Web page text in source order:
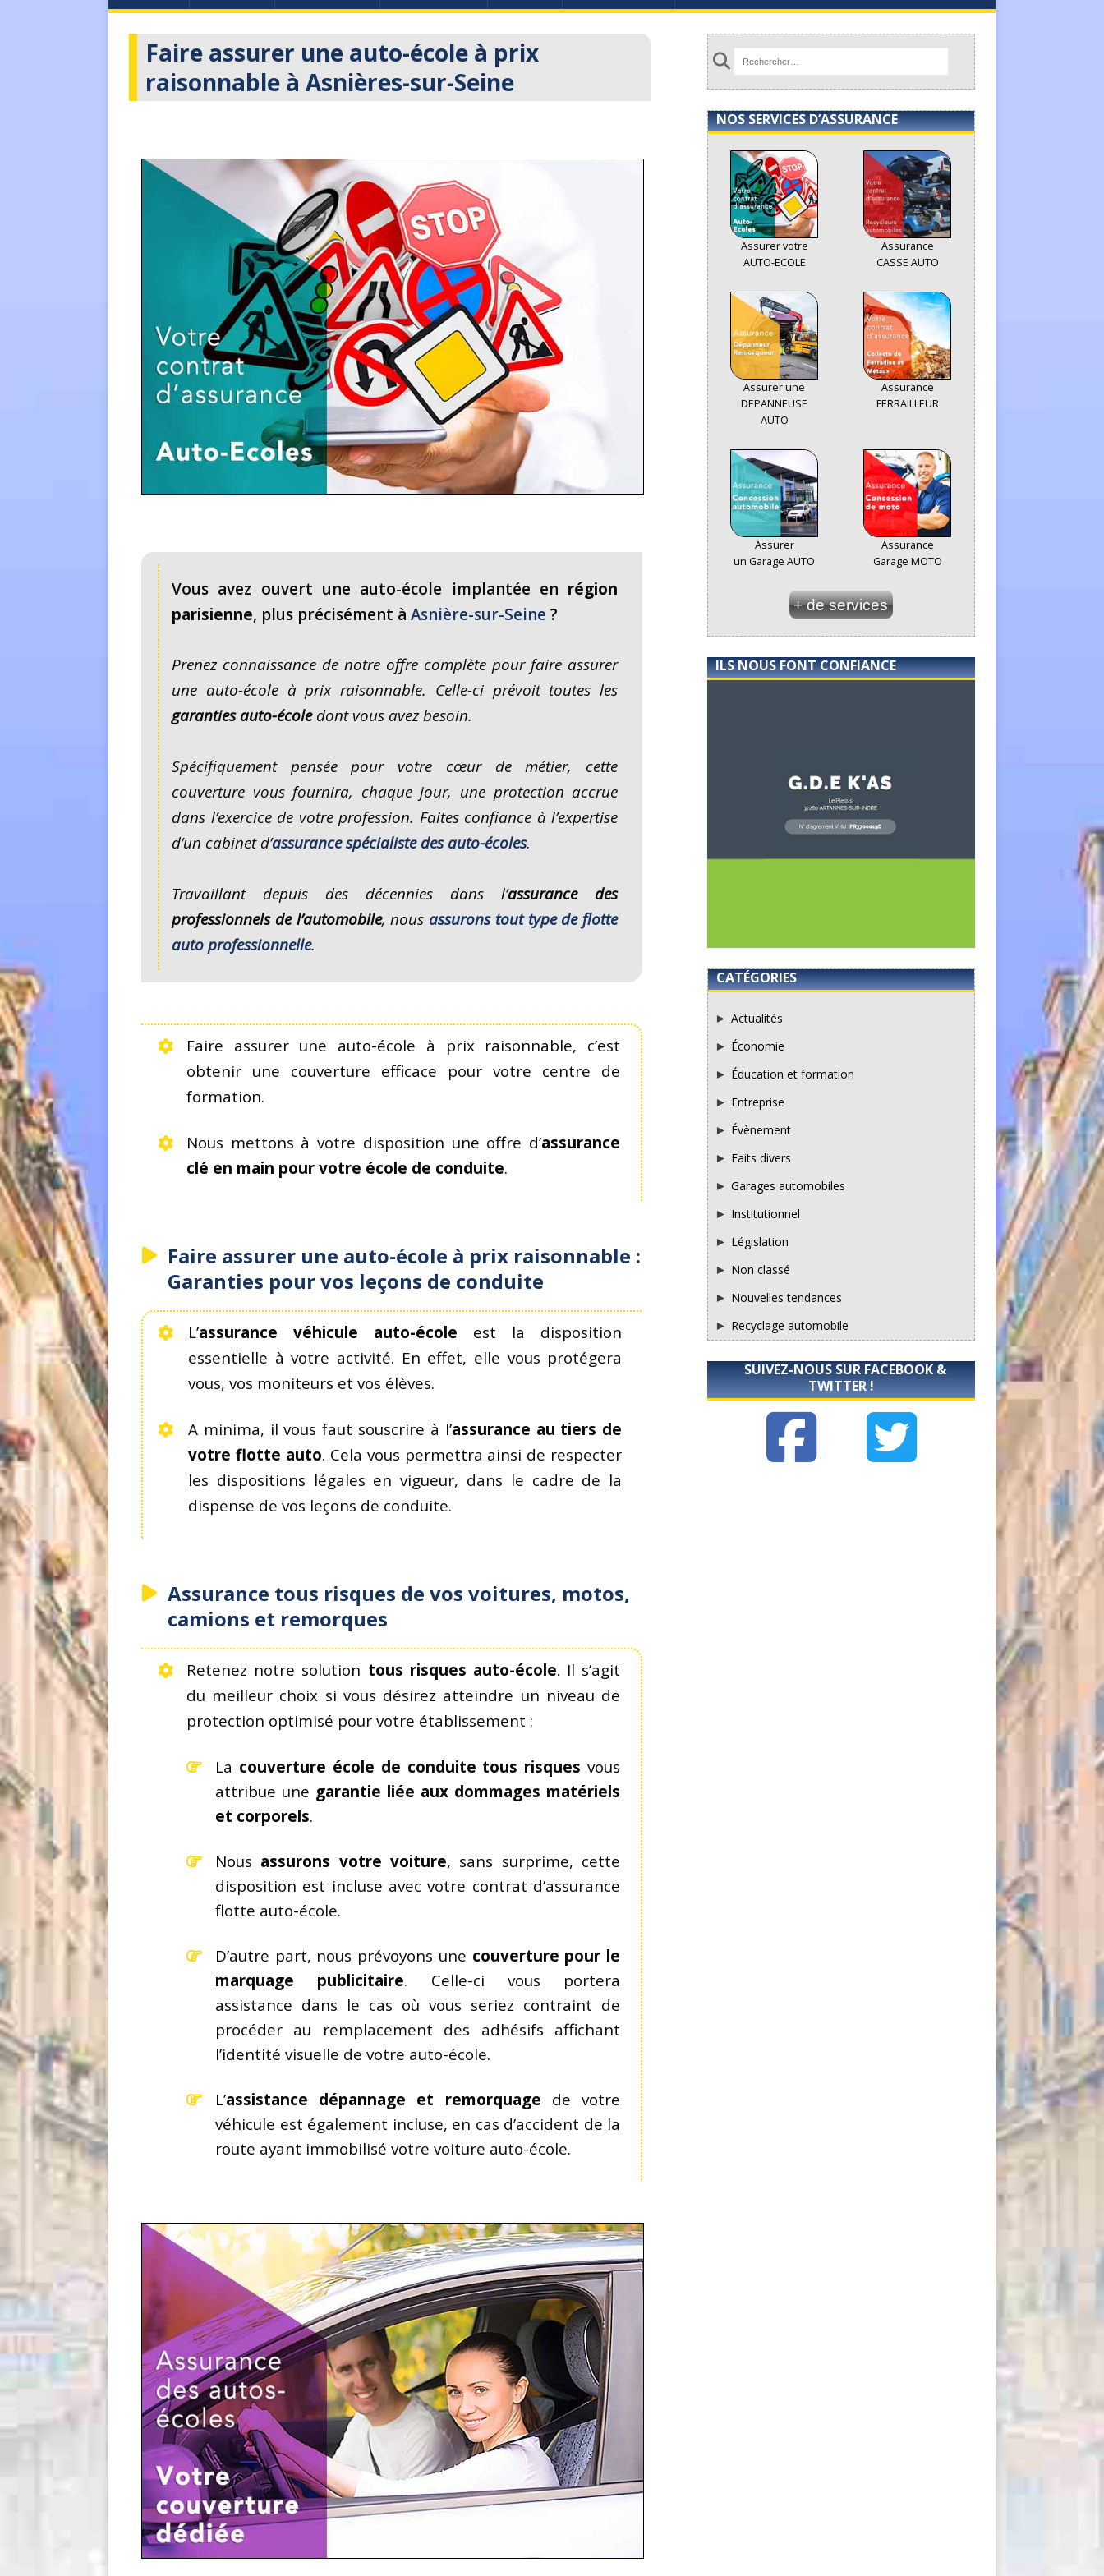
Faire assurer une auto-école à prix
raisonnable à Asnières-sur-Seine
Vous avez ouvert une auto-école implantée en région
parisienne, plus précisément à Asnière-sur-Seine ?
Prenez connaissance de notre offre complète pour faire assurer
une auto-école à prix raisonnable. Celle-ci prévoit toutes les
garanties auto-écoledont vous avez besoin.
Spécifiquement pensée pour votre cœur de métier, cette
couverture vous fournira, chaque jour, une protection accrue
dans l’exercice de votre profession. Faites confiance à l’expertise
d’un cabinet d’assurance spécialiste des auto-écoles.
Travaillant depuis des décennies dans l’assurance des
professionnels de l’automobile, nous assurons tout type de flotte
auto professionnelle.
Faire assurer une auto-école à prix raisonnable, c’est
obtenir une couverture efficace pour votre centre de
formation.
Nous mettons à votre disposition une offre d’assurance
clé en main pour votre école de conduite.
Faire assurer une auto-école à prix raisonnable :
Garanties pour vos leçons de conduite
L’assurance véhicule auto-école est la disposition
essentielle à votre activité. En effet, elle vous protégera
vous, vos moniteurs et vos élèves.
A minima, il vous faut souscrire à l’assurance au tiers de
votre flotte auto. Cela vous permettra ainsi de respecter
les dispositions légales en vigueur, dans le cadre de la
dispense de vos leçons de conduite.
Assurance tous risques de vos voitures, motos,
camions et remorques
Retenez notre solution tous risques auto-école. Il s’agit
du meilleur choix si vous désirez atteindre un niveau de
protection optimisé pour votre établissement :
La couverture école de conduite tous risques vous
attribue une garantie liée aux dommages matériels
et corporels.
Nous assurons votre voiture, sans surprime, cette
disposition est incluse avec votre contrat d’assurance
flotte auto-école.
D’autre part, nous prévoyons une couverture pour le
marquage publicitaire. Celle-ci vous portera
assistance dans le cas où vous seriez contraint de
procéder au remplacement des adhésifs affichant
l’identité visuelle de votre auto-école.
L’assistance dépannage et remorquage de votre
véhicule est également incluse, en cas d’accident de la
route ayant immobilisé votre voiture auto-école.
NOS SERVICES D’ASSURANCE
Assurer votre
AUTO-ECOLE
Assurance
CASSE AUTO
Assurer une
DEPANNEUSE
AUTO
Assurance
FERRAILLEUR
Assurer
un Garage AUTO
Assurance
Garage MOTO
+ de services
ILS NOUS FONT CONFIANCE
CATÉGORIES
Actualités
Économie
Éducation et formation
Entreprise
Évènement
Faits divers
Garages automobiles
Institutionnel
Législation
Non classé
Nouvelles tendances
Recyclage automobile
SUIVEZ-NOUS SUR FACEBOOK &
TWITTER !